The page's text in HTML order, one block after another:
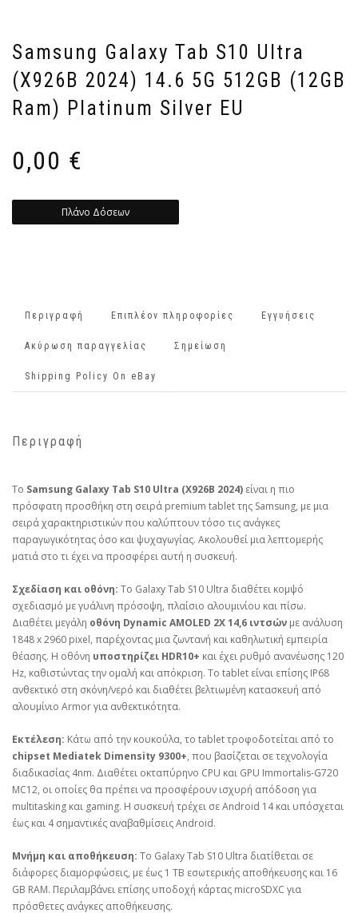
Samsung Galaxy Tab S10 Ultra
(X926B 2024) 14.6 5G 512GB (12GB
Ram) Platinum Silver EU
0,00 €
Πλάνο Δόσεων
Περιγραφή Επιπλέον πληροφορίες Εγγυήσεις
Ακύρωση παραγγελίας Σημείωση
Shipping Policy On eBay
Περιγραφή
Το Samsung Galaxy Tab S10 Ultra (X926B 2024) είναι η πιο
πρόσφατη προσθήκη στη σειρά premium tablet της Samsung, με μια
σειρά χαρακτηριστικών που καλύπτουν τόσο τις ανάγκες
παραγωγικότητας όσο και ψυχαγωγίας. Ακολουθεί μια λεπτομερής
ματιά στο τι έχει να προσφέρει αυτή η συσκευή.
Σχεδίαση και οθόνη: Το Galaxy Tab S10 Ultra διαθέτει κομψό
σχεδιασμό με γυάλινη πρόσοψη, πλαίσιο αλουμινίου και πίσω.
Διαθέτει μεγάλη οθόνη Dynamic AMOLED 2X 14,6 ιντσών με ανάλυση
1848 x 2960 pixel, παρέχοντας μια ζωντανή και καθηλωτική εμπειρία
θέασης. Η οθόνη υποστηρίζει HDR10+ και έχει ρυθμό ανανέωσης 120
Hz, καθιστώντας την ομαλή και απόκριση. Το tablet είναι επίσης IP68
ανθεκτικό στη σκόνη/νερό και διαθέτει βελτιωμένη κατασκευή από
αλουμίνιο Armor για ανθεκτικότητα.
Εκτέλεση: Κάτω από την κουκούλα, το tablet τροφοδοτείται από το
chipset Mediatek Dimensity 9300+, που βασίζεται σε τεχνολογία
διαδικασίας 4nm. Διαθέτει οκταπύρηνο CPU και GPU Immortalis-G720
MC12, οι οποίες θα πρέπει να προσφέρουν ισχυρή απόδοση για
multitasking και gaming. Η συσκευή τρέχει σε Android 14 και υπόσχεται
έως και 4 σημαντικές αναβαθμίσεις Android.
Μνήμη και αποθήκευση: Το Galaxy Tab S10 Ultra διατίθεται σε
διάφορες διαμορφώσεις, με έως 1 TB εσωτερικής αποθήκευσης και 16
GB RAM. Περιλαμβάνει επίσης υποδοχή κάρτας microSDXC για
πρόσθετες ανάγκες αποθήκευσης.